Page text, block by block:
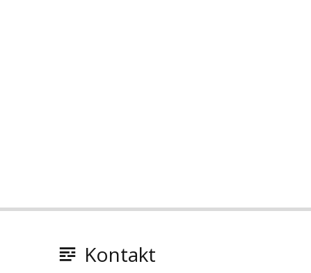
Kontakt